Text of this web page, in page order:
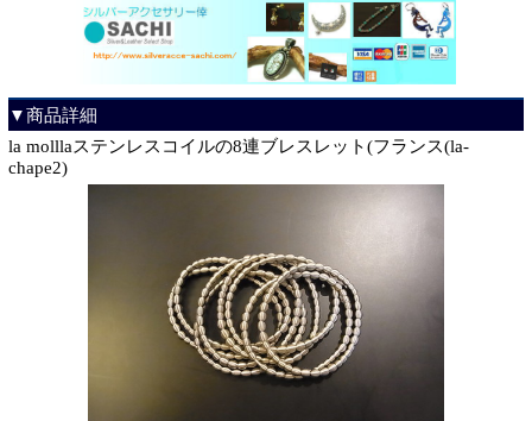
▼商品詳細
la molllaステンレスコイルの8連ブレスレット(フランス(la-
chape2)